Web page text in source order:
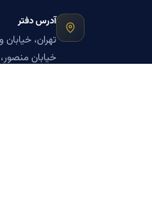
آدرس دفتر
تهران،
خیابان منصور، پلاک